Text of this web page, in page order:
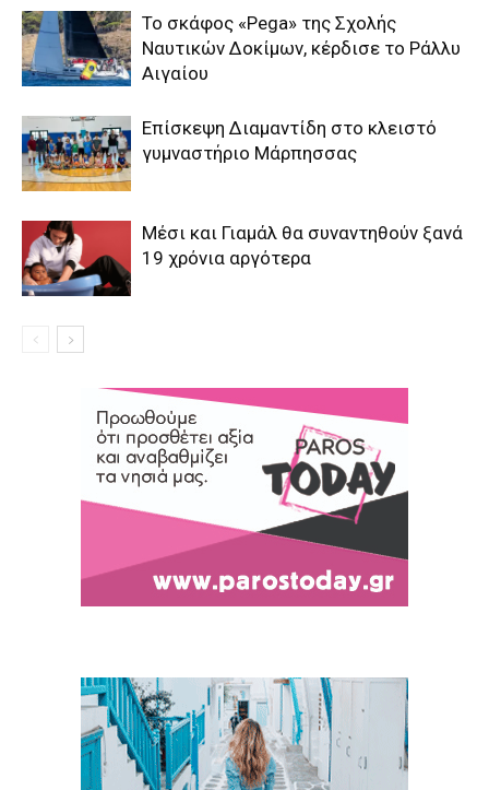
To σκάφος «Pega» της Σχολής
Ναυτικών Δοκίμων, κέρδισε το Ράλλυ
Αιγαίου
Επίσκεψη Διαμαντίδη στο κλειστό
γυμναστήριο Μάρπησσας
Μέσι και Γιαμάλ θα συναντηθούν ξανά
19 χρόνια αργότερα